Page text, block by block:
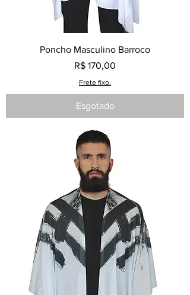
Poncho Masculino Barroco
Preço
R$ 170,00
Frete fixo.
Esgotado